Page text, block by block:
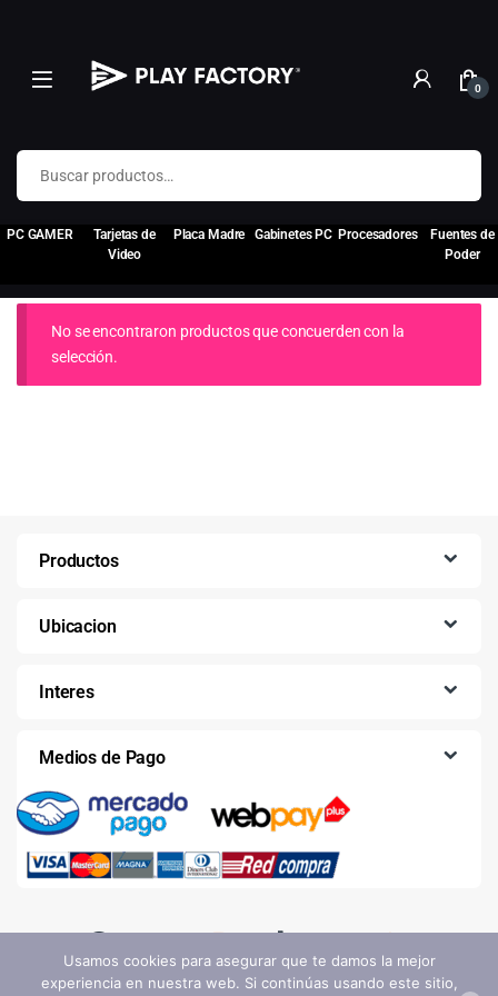
0
Buscar por:
PC GAMER
Tarjetas de
Video
Placa Madre Gabinetes PC Procesadores
Fuentes de
Poder
No se encontraron productos que concuerden con la
selección.
Productos
Ubicacion
Interes
Medios de Pago
Usamos cookies para asegurar que te damos la mejor
experiencia en nuestra web. Si continúas usando este sitio,